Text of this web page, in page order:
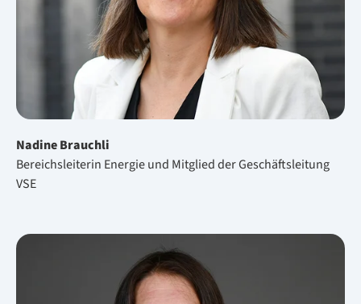
Nadine Brauchli
Bereichsleiterin Energie und Mitglied der Geschäftsleitung
VSE